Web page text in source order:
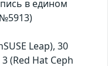
в едином
Leap), 30
(Red Hat Ceph